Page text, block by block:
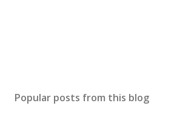
Popular posts from this blog